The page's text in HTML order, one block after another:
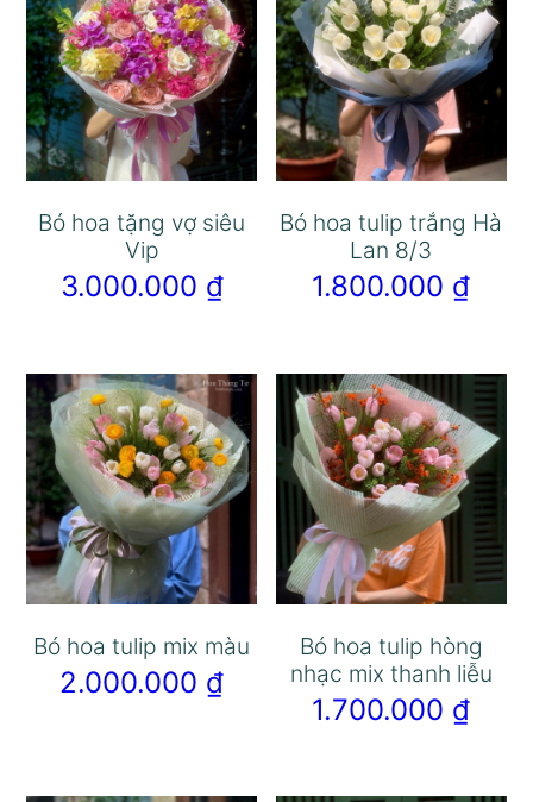
Bó hoa tặng vợ siêu
Vip
3.000.000 ₫
Bó hoa tulip trắng Hà
Lan 8/3
1.800.000 ₫
Bó hoa tulip mix màu
2.000.000 ₫
Bó hoa tulip hòng
nhạc mix thanh liễu
1.700.000 ₫